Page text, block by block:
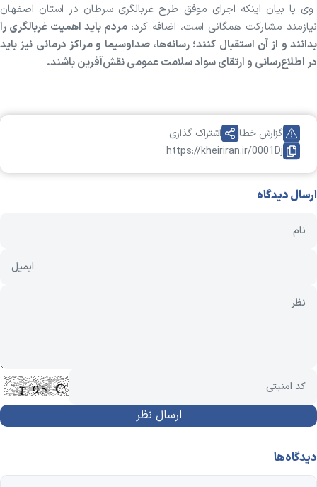
وی با بیان اینکه اجرای موفق طرح غربالگری سرطان در استان اصفهان
نیازمند مشارکت همگانی است، اضافه کرد: مردم باید اهمیت غربالگری را
بدانند و از آن استقبال کنند؛ رسانه‌ها، صداوسیما و مراکز درمانی نیز باید
در اطلاع‌رسانی و ارتقای سواد سلامت عمومی نقش‌آفرین باشند.
https://kheiriran.ir/0001Dj
گزارش خطا اشتراک گذاری
ارسال دیدگاه
دیدگاه‌ها